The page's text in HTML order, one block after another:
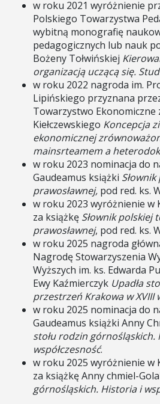
w roku 2021 wyróżnienie
Polskiego Towarzystwa
wybitną monografię
pedagogicznych lub nauk
Bożeny Tołwińskiej
organizacją uczącą się.
w roku 2022 nagroda im.
Lipińskiego przyznana
Towarzystwo Ekonomiczne
Kiełczewskiego Koncepcja
ekonomicznej
mainsrteamem a
w roku 2023 nominacja do
Gaudeamus książki
prawosławnej, pod red. ks.
w roku 2023 wyróżnienie w
za książkę Słownik polskiej
prawosławnej, pod red. ks.
w roku 2025 nagroda
Nagrodę Stowarzyszenia
Wyższych im. ks. Edwarda
Ewy Kaźmierczyk Upadła
przestrzeń Krakowa w XVIII
w roku 2025 nominacja do
Gaudeamus książki Anny
stołu rodzin górnośląskich.
współczesność.
w roku 2025 wyróżnienie w
za książkę Anny chmiel-
górnośląskich. Historia i